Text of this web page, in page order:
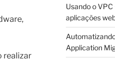
realizar
Usando o
aplicações
Application